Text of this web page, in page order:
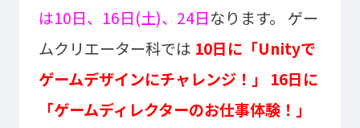
Copyright © Technos College. All Rights Reserved.
は10日、16日(土)、24日なります。
ゲー
ムクリエーター科では 10日に「Unityで
ゲームデザインにチャレンジ！」
16日に
「ゲームディレクターのお仕事体験！」